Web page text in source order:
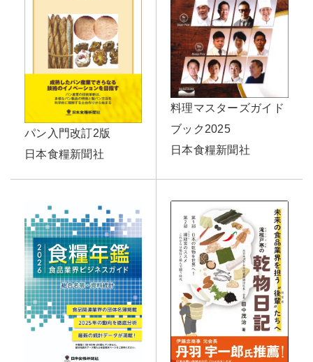
パン入門改訂2版
日本食糧新聞社
料理マスターズガイド
ブック2025
日本食糧新聞社